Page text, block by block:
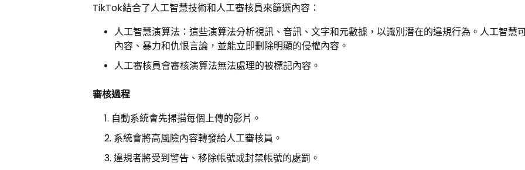
TikTok結合了人工智慧技術和人工審核員來篩選內容：
人工智慧演算法：這些演算法分析視訊、音訊、文字和元數據，以識別潛在的違規行為。人工智慧
內容、暴力和仇恨言論，並能立即刪除明顯的侵權內容。
人工審核員會審核演算法無法處理的被標記內容。
審核過程
自動系統會先掃描每個上傳的影片。
系統會將高風險內容轉發給人工審核員。
違規者將受到警告、移除帳號或封禁帳號的處罰。